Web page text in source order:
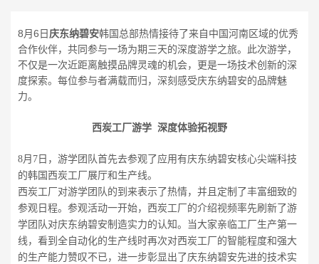
8月6日 庆东纳碧安韩国总部热情接待了来自中国河南区域的优秀
合作伙伴，共同参与一场为期三天的深度游学之旅。此次游学，
不仅是一次近距离触摸品牌灵魂的机会，更是一场技术创新的深
度探索。每位参与者满载而归，深刻感受庆东纳碧安的品牌魅
力。
西炭工厂游学 深度体验拓视野
8月7日，游学团队首先去参观了应用有庆东纳碧安核心尖端科技
的韩国西炭工厂展厅和生产线。
西炭工厂对游学团队的到来表示了热情，并且定制了丰富细致的
参观日程。参观活动一开始，西炭工厂的介绍视频率先刷新了游
学团队对庆东纳碧安制造实力的认知。当大家亲临工厂生产第一
线，看到全自动化的生产线时再次对西炭工厂的智能程度和强大
的生产能力赞叹不已，进一步彰显出了庆东纳碧安先进的技术实